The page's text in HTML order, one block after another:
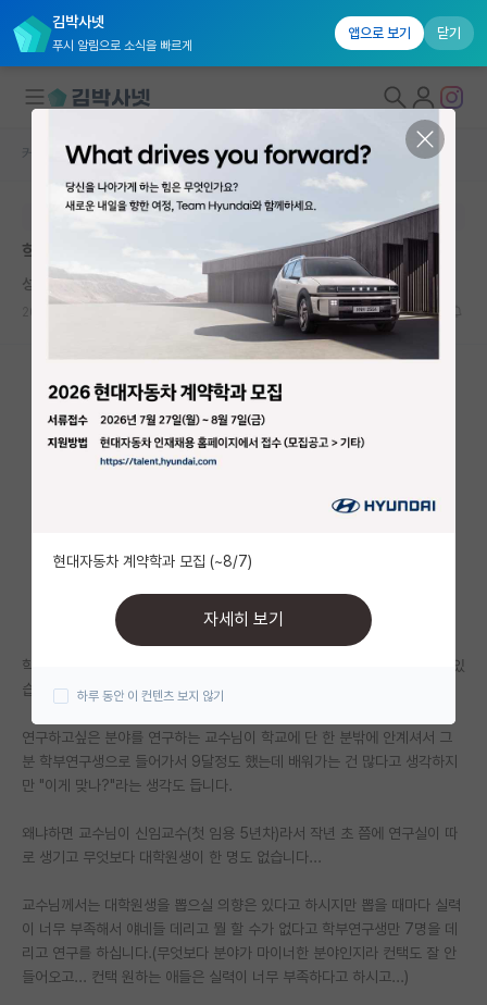
김박사넷
푸시 알림으로 소식을 빠르게
앱으로 보기 닫기
대학원생 모집
연구실&오픈랩
커뮤니티 홈
전체글보기
베스트 게시판
미국 유학 게시판
미국 대학원 합격 후기 게시판
대학원 합격 후기 게시판
연구실(PI) 홍보 게시판
석박사 채용 정보 게시판
임용 정보 게시판
취업 게시판
임용 후기 게시판
커뮤니티 홈 자유 게시판(아무개랩)
본문이 수정되지 않는 박제글입니다.
학부연구생 활동하면서 고민이 참 많네요
성급한 마이클 패러데이
학부는 흔히 건동홍국숭세단라인이라고 부르는 학교 중 하나 컴공 다니고 있
습니다. 일단 학점은 4점대초반이고 석차도 상위 5%이내로 들어갑니다.
연구하고싶은 분야를 연구하는 교수님이 학교에 단 한 분밖에 안계셔서 그
분 학부연구생으로 들어가서 9달정도 했는데 배워가는 건 많다고 생각하지
만 "이게 맞나?"라는 생각도 듭니다.
왜냐하면 교수님이 신임교수(첫 임용 5년차)라서 작년 초 쯤에 연구실이 따
로 생기고 무엇보다 대학원생이 한 명도 없습니다...
교수님께서는 대학원생을 뽑으실 의향은 있다고 하시지만 뽑을 때마다 실력
이 너무 부족해서 얘네들 데리고 뭘 할 수가 없다고 학부연구생만 7명을 데
리고 연구를 하십니다.(무엇보다 분야가 마이너한 분야인지라 컨택도 잘 안
들어오고... 컨택 원하는 애들은 실력이 너무 부족하다고 하시고...)
현대자동차 계약학과 모집 (~8/7)
자세히 보기
하루 동안 이 컨텐츠 보지 않기